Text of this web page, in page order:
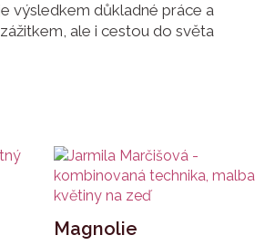
výsledkem důkladné práce a
ale i cestou do světa
Magnolie